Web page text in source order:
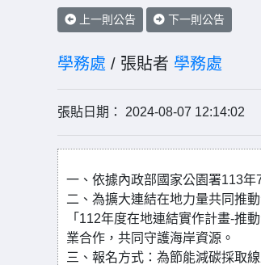
上一則公告 下一則公告
學務處 / 張貼者 學務處
張貼日期： 2024-08-07 12:14:02
一、依據內政部國家公園署113
二、為擴大連結在地力量共同推
「112年度在地連結實作計畫-推
業合作，共同守護海岸資源。
三、報名方式：為節能減碳採取